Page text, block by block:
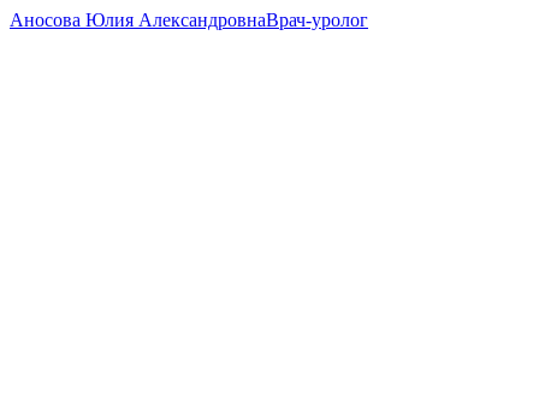
Аносова Юлия АлександровнаВрач-уролог